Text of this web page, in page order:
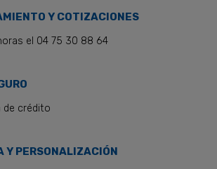
Y COTIZACIONES
el 04 75 30 88 64
de crédito
Y PERSONALIZACIÓN